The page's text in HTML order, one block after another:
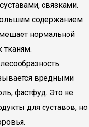
связками.
содержанием
нормальной
тканям.
вредными
фастфуд. Это не
для суставов, но